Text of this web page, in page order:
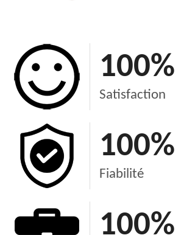
100%
Satisfaction
100%
Fiabilité
100%